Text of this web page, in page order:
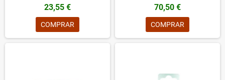
23,55 €
COMPRAR
70,50 €
COMPRAR